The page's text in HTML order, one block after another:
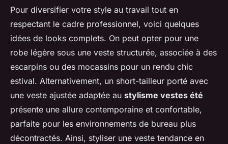
Pour diversifier votre style au travail tout en
respectant le cadre professionnel, voici quelques
idées de looks complets. On peut opter pour une
robe légère sous une veste structurée, associée à des
escarpins ou des mocassins pour un rendu chic
estival. Alternativement, un short-tailleur porté avec
une veste ajustée adaptée au stylisme vestes été
présente une allure contemporaine et confortable,
parfaite pour les environnements de bureau plus
décontractés. Ainsi, styliser une veste tendance en